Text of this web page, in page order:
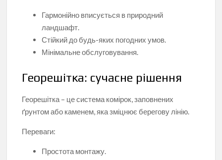
Гармонійно вписується в природний
ландшафт.
Стійкий до будь-яких погодних умов.
Мінімальне обслуговування.
Георешітка: сучасне рішення
Георешітка – це система комірок, заповнених
ґрунтом або каменем, яка зміцнює берегову лінію.
Переваги:
Простота монтажу.